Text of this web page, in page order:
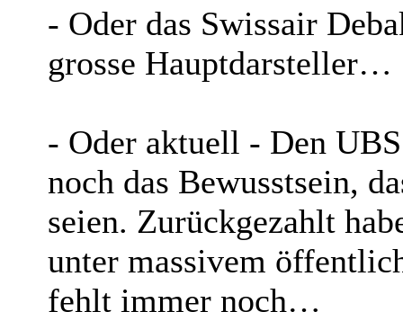
- Oder das Swissair
grosse Hauptdarsteller…
- Oder aktuell - Den
noch das Bewusstsein,
seien. Zurückgezahlt
unter massivem
fehlt immer noch…